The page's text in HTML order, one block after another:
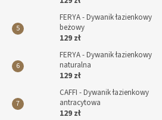
FERYA - Dywanik łazienkowy
beżowy
129 zł
FERYA - Dywanik łazienkowy
naturalna
129 zł
CAFFI - Dywanik łazienkowy
antracytowa
129 zł